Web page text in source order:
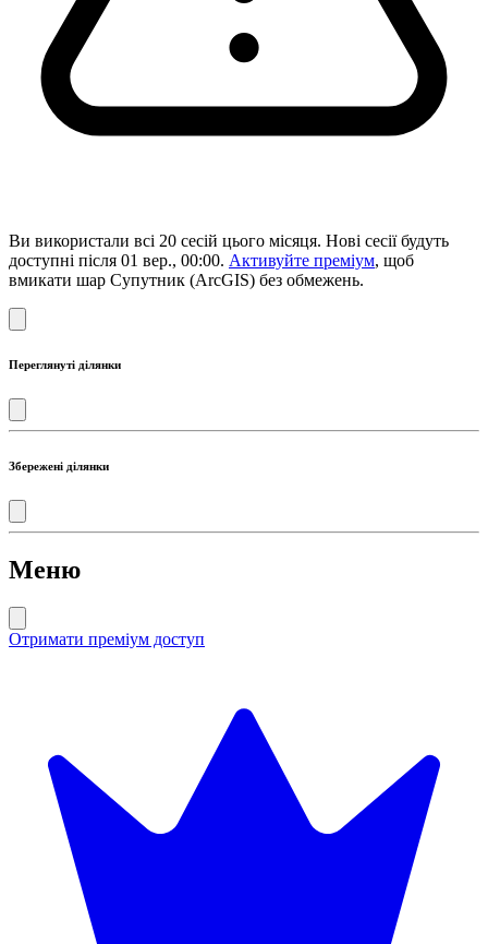
Ви використали всі 20 сесій цього місяця. Нові сесії будуть
доступні після 01 вер., 00:00. Активуйте преміум, щоб
вмикати шар Супутник (ArcGIS) без обмежень.
Переглянуті ділянки
Збережені ділянки
Меню
Отримати преміум доступ